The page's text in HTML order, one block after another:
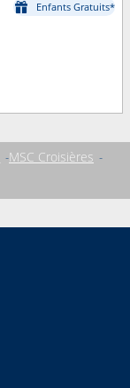
Enfants Gratuits*
MSC Croisières